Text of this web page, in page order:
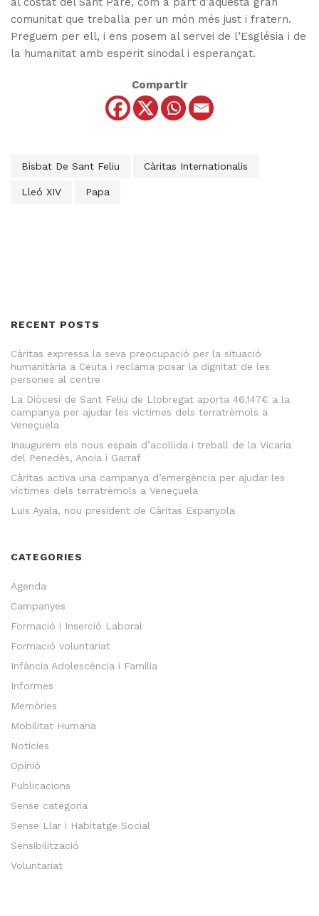
comunitat que treballa per un món més just i fratern.
Preguem per ell, i ens posem al servei de l’Església i de
la humanitat amb esperit sinodal i esperançat.
Compartir
Bisbat De Sant Feliu Càritas Internationalis
Lleó XIV Papa
RECENT POSTS
Càritas expressa la seva preocupació per la situació
humanitària a Ceuta i reclama posar la dignitat de les
persones al centre
La Diòcesi de Sant Feliu de Llobregat aporta 46.147€ a la
campanya per ajudar les víctimes dels terratrèmols a
Veneçuela
Inaugurem els nous espais d’acollida i treball de la Vicaria
del Penedès, Anoia i Garraf
Càritas activa una campanya d’emergència per ajudar les
víctimes dels terratrèmols a Veneçuela
Luis Ayala, nou president de Càritas Espanyola
CATEGORIES
Agenda
Campanyes
Formació i Inserció Laboral
Formació voluntariat
Infància Adolescència i Familia
Informes
Memòries
Mobilitat Humana
Noticies
Opinió
Publicacions
Sense categoria
Sense Llar i Habitatge Social
Sensibilització
Voluntariat